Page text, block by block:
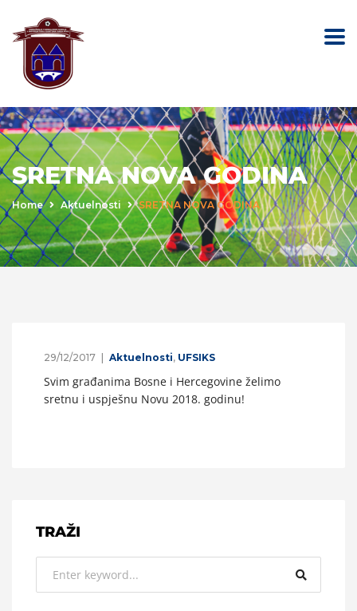
SRETNA NOVA GODINA
Home Aktuelnosti SRETNA NOVA GODINA
29/12/2017 Aktuelnosti, UFSIKS
Svim građanima Bosne i Hercegovine želimo
sretnu i uspješnu Novu 2018. godinu!
TRAŽI